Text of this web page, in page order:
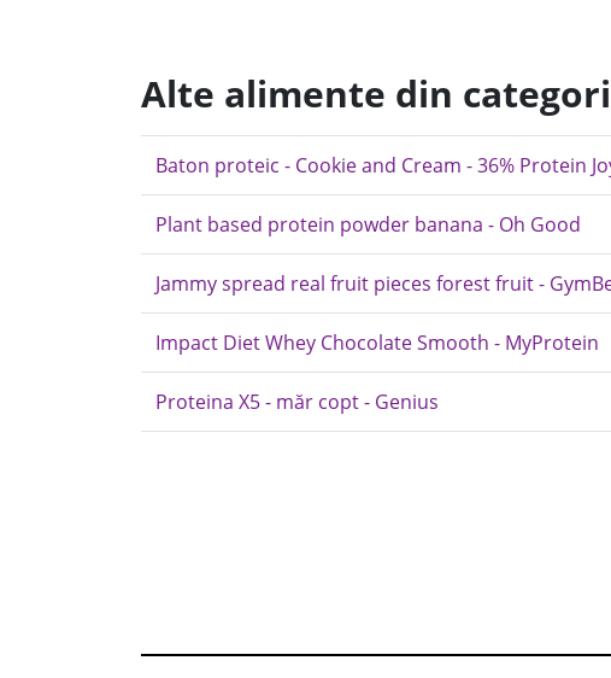
Alte alimente din
Baton proteic - Cookie and Cream - 36% Protein
Plant based protein powder banana - Oh Good
Jammy spread real fruit pieces forest fruit -
Impact Diet Whey Chocolate Smooth - MyProtein
Proteina X5 - măr copt - Genius